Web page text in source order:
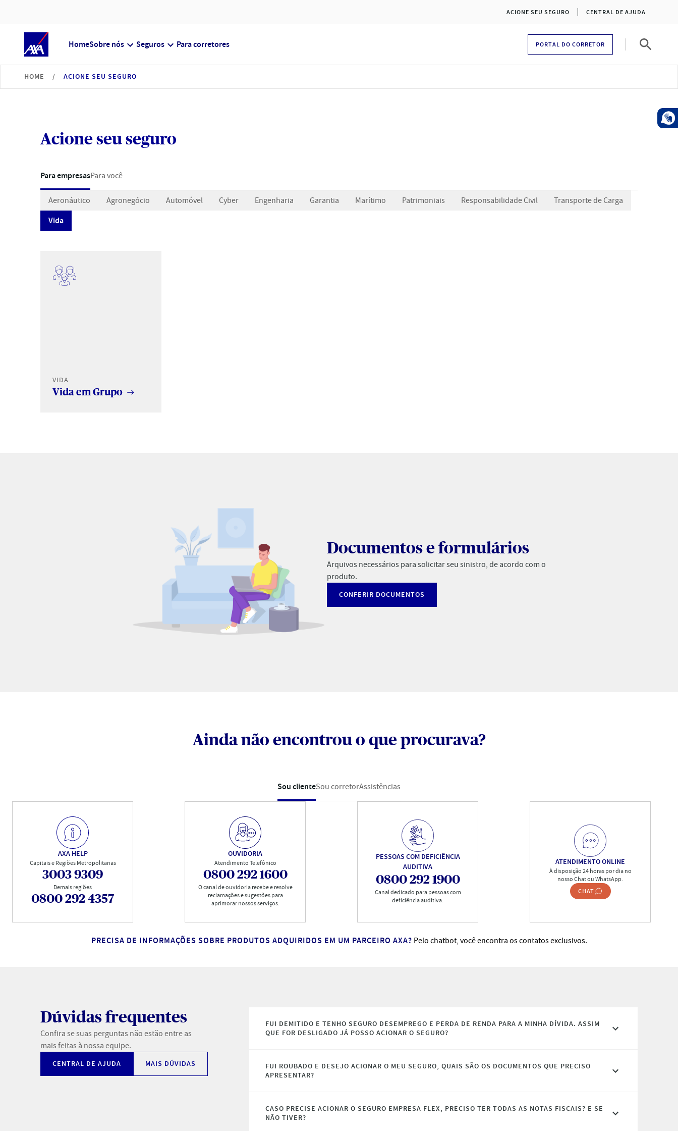
ACIONE SEU SEGURO CENTRAL DE AJUDA
HomeSobre nós Seguros Para corretores PORTAL DO CORRETOR
HOME ACIONE SEU SEGURO
Acione seu seguro
Para empresasPara você
Aeronáutico Agronegócio Automóvel Cyber Engenharia Garantia Marítimo Patrimoniais Responsabilidade Civil Transporte de Carga
Vida
VIDA
Vida em Grupo
Documentos e formulários
Arquivos necessários para solicitar seu sinistro, de acordo com o
produto.
CONFERIR DOCUMENTOS
Ainda não encontrou o que procurava?
Sou clienteSou corretorAssistências
AXA HELP
Capitais e Regiões Metropolitanas
3003 9309
Demais regiões
0800 292 4357
OUVIDORIA
Atendimento Telefônico
0800 292 1600
O canal de ouvidoria recebe e resolve
reclamações e sugestões para
aprimorar nossos serviços.
PESSOAS COM DEFICIÊNCIA
AUDITIVA
0800 292 1900
Canal dedicado para pessoas com
deficiência auditiva.
ATENDIMENTO ONLINE
À disposição 24 horas por dia no
nosso Chat ou WhatsApp.
CHAT
PRECISA DE INFORMAÇÕES SOBRE PRODUTOS ADQUIRIDOS EM UM PARCEIRO AXA? Pelo chatbot, você encontra os contatos exclusivos.
Dúvidas frequentes
Confira se suas perguntas não estão entre as
mais feitas à nossa equipe.
CENTRAL DE AJUDA MAIS DÚVIDAS
FUI DEMITIDO E TENHO SEGURO DESEMPREGO E PERDA DE RENDA PARA A MINHA DÍVIDA. ASSIM
QUE FOR DESLIGADO JÁ POSSO ACIONAR O SEGURO?
FUI ROUBADO E DESEJO ACIONAR O MEU SEGURO, QUAIS SÃO OS DOCUMENTOS QUE PRECISO
APRESENTAR?
CASO PRECISE ACIONAR O SEGURO EMPRESA FLEX, PRECISO TER TODAS AS NOTAS FISCAIS? E SE
NÃO TIVER?